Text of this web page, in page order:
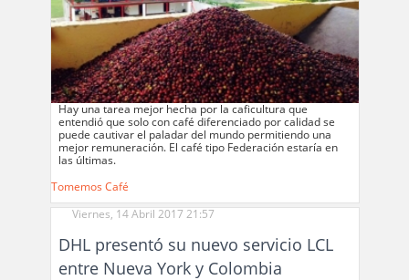
Hay una tarea mejor hecha por la caficultura que
entendió que solo con café diferenciado por calidad se
puede cautivar el paladar del mundo permitiendo una
mejor remuneración. El café tipo Federación estaría en
las últimas.
Tomemos Café
Viernes, 14 Abril 2017 21:57
DHL presentó su nuevo servicio LCL
entre Nueva York y Colombia